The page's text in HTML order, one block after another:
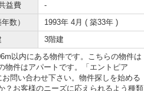
益費
-
数）
1993年 4月 ( 築33年 )
3階建
以内にある物件です。こちらの物件は
物件はアパートです。「エントピア
問い合わせ下さい。物件探しを始める
？お客様のニーズに応えられるよう種類